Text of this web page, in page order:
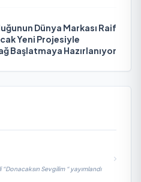
Dünya Markası Raif
Yeni Projesiyle
Başlatmaya Hazırlanıyor
“Donacaksın Sevgilim “ yayımlandı